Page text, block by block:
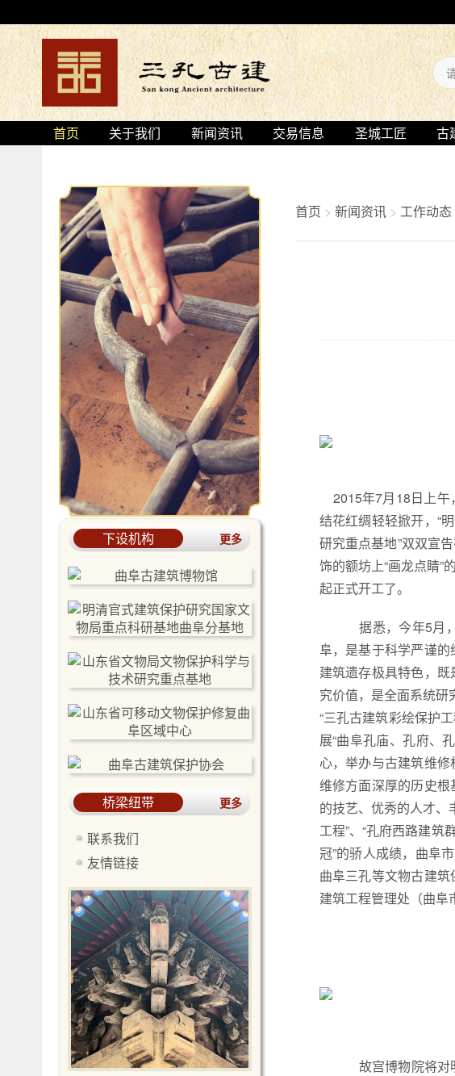
首页 关于我们 新闻资讯 交易信息 圣城工匠 古
下设机构 更多
桥梁纽带 更多
联系我们
友情链接
首页 > 新闻资讯> 工作动态
2015年7月18日上午
结花红绸轻轻掀开，“
研究重点基地”双双宣
饰的额坊上“画龙点睛
起正式开工了。
据悉，今年5月
阜，是基于科学严谨
建筑遗存极具特色，
究价值，是全面系统
“三孔古建筑彩绘保护
展“曲阜孔庙、孔府、
心，举办与古建筑维
维修方面深厚的历史
的技艺、优秀的人才、
工程”、“孔府西路建筑
冠”的骄人成绩，曲阜
曲阜三孔等文物古建
建筑工程管理处（曲阜
故宫博物院将对